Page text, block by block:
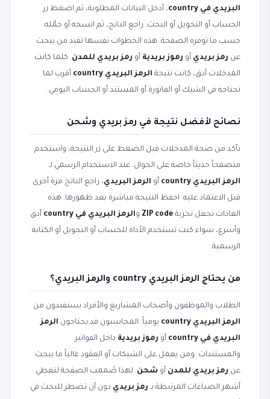
البريدي في country
، أدخل البيانات المطلوبة، ثم اضغط زر
الحساب أو التحويل أو البحث. راجع الناتج، ثم انسخه أو حمّله
حسب ما توفره الصفحة. هذه الخطوات نفسها تفيد من يبحث
عن رمز بريدي أو رموز بريدية أو رمز بريدي للمدن. كلما كانت
المدخلات أدق، كانت نتيجة الرمز البريدي country
أقرب لما
تحتاجه في الشيك أو الفاتورة أو المستند أو الحساب اليومي.
نصائح لأفضل نتيجة في رمز بريدي وشحن
تأكد من صحة المدخلات قبل الضغط على زر النتيجة، واستخدم
متصفحاً حديثاً خاصة على الجوال. عند الاستخدام الرسمي لـ
الرمز البريدي country
أو الرمز البريدي، راجع الناتج مرة أخرى
قبل الاعتماد عليه. احفظ النتيجة مباشرة بعد ظهورها. هذه
العادات تجعل تجربة ZIP code والرمز البريدي في country
أدق
وأسرع، سواء كنت تستخدم الأداة للحساب أو التحويل أو الكتابة
الرسمية.
من يحتاج الرمز البريدي country والرمز البريدي؟
الطلاب والموظفون وأصحاب المشاريع والأفراد يستفيدون من
الرمز البريدي country
يومياً. المحاسبون قد يحتاجون الرمز
البريدي في country
أو رموز بريدية داخل الفواتير
والمستندات. ومن يعمل على الشيكات أو العقود غالباً ما يبحث
عن رمز بريدي للمدن أو شحن. لهذا صُممت الصفحة لتغطي
أشهر الصياغات المرتبطة بـ رمز بريدي دون أن تضطر للبحث في